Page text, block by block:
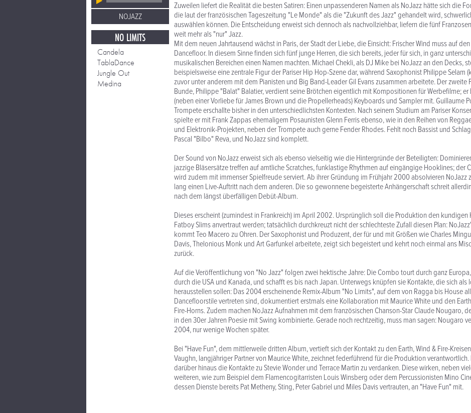
NOJAZZ
NO LIMITS
Candela
TablaDance
Jungle Out
Medina
Zuweilen liefert die Realität die besten Satiren: Einen unpassenderen Namen als NoJazz hätte sich die
die laut der französischen Tageszeitung "Le Monde" als die "Zukunft des Jazz" gehandelt wird,
auswählen können. Die Entscheidung erweist sich dennoch als nachvollziehbar, liefern die fünf
weit mehr als "nur" Jazz.
Mit dem neuen Jahrtausend wächst in Paris, der Stadt der Liebe, die Einsicht: Frischer Wind muss auf den
Dancefloor. In diesem Sinne finden sich fünf junge Herren, die sich bereits, jeder für sich, in ganz
musikalischen Bereichen einen Namen machten. Michael Chekli, als DJ Mike bei NoJazz an den Decks,
beispielsweise eine zentrale Figur der Pariser Hip Hop-Szene dar, während Saxophonist Philippe Selam
zuvor unter anderem mit dem Pianisten und Big Band-Leader Gil Evans zusammen arbeitete. Der zweite
Bunde, Philippe "Balat" Balatier, verdient seine Brötchen eigentlich mit Kompositionen für Werbefilme;
(neben einer Vorliebe für James Brown und die Propellerheads) Keyboards und Sampler mit. Guillaume
Trompete erschallte bisher in den unterschiedlichsten Kontexten. Nach seinem Studium am Pariser
spielte er mit Frank Zappas ehemaligem Posaunisten Glenn Ferris ebenso, wie in den Reihen von
und Elektronik-Projekten, neben der Trompete auch gerne Fender Rhodes. Fehlt noch Bassist und
Pascal "Bilbo" Reva, und NoJazz sind komplett.
Der Sound von NoJazz erweist sich als ebenso vielseitig wie die Hintergründe der Beteiligten:
jazzige Bläsersätze treffen auf amtliche Scratches, funklastige Rhythmen auf eingängige Hooklines; der
wird zudem mit immenser Spielfreude serviert. Ab ihrer Gründung im Frühjahr 2000 absolvieren NoJazz
lang einen Live-Auftritt nach dem anderen. Die so gewonnene begeisterte Anhängerschaft schreit
nach dem längst überfälligen Debüt-Album.
Dieses erscheint (zumindest in Frankreich) im April 2002. Ursprünglich soll die Produktion den kundigen
Fatboy Slims anvertraut werden; tatsächlich durchkreuzt nicht der schlechteste Zufall diesen Plan:
kommt Teo Macero zu Ohren. Der Saxophonist und Produzent, der für und mit Größen wie Charles
Davis, Thelonious Monk und Art Garfunkel arbeitete, zeigt sich begeistert und kehrt noch einmal ans
zurück.
Auf die Veröffentlichung von "No Jazz" folgen zwei hektische Jahre: Die Combo tourt durch ganz
durch die USA und Kanada, und schafft es bis nach Japan. Unterwegs knüpfen sie Kontakte, die sich als
herausstellen sollen: Das 2004 erscheinende Remix-Album "No Limits", auf dem von Ragga bis House
Dancefloorstile vertreten sind, dokumentiert erstmals eine Kollaboration mit Maurice White und den
Fire-Horns. Zudem machen NoJazz Aufnahmen mit dem französischen Chanson-Star Claude Nougaro,
in den 30er Jahren Poesie mit Swing kombinierte. Gerade noch rechtzeitig, muss man sagen: Nougaro
2004, nur wenige Wochen später.
Bei "Have Fun", dem mittlerweile dritten Album, vertieft sich der Kontakt zu den Earth, Wind & Fire-
Vaughn, langjähriger Partner von Maurice White, zeichnet federführend für die Produktion verantwortlich.
darüber hinaus die Kontakte zu Stevie Wonder und Terrace Martin zu verdanken. Diese wirken, neben
weiteren, wie zum Beispiel dem Flamencogitarristen Louis Winsberg oder dem Percussionisten Mino
dessen Dienste bereits Pat Metheny, Sting, Peter Gabriel und Miles Davis vertrauten, an "Have Fun" mit.